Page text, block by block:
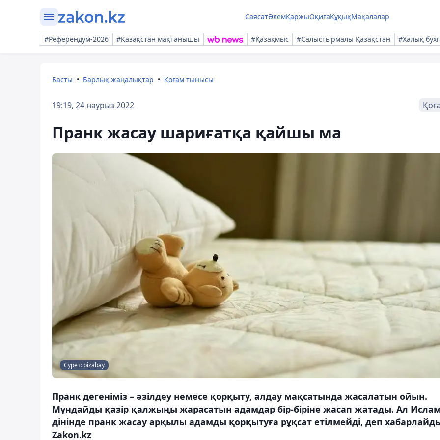
СаясатӘлемҚаржыОқиғаҚұқықМақалалар
#Референдум-2026 #Қазақстан мақтанышы #Қазақмыс #Салыстырмалы Қазақстан #Халық
Басты Барлық жаңалықтар Қоғам тынысы
19:19, 24 наурыз 2022
Пранк жасау шариғатқа қайшы ма
Сурет: pizabay
Пранк дегеніміз – әзілдеу немесе қорқыту, алдау мақсатында жасалатын ойын.
Мұндайды қазір қалжыңы жарасатын адамдар бір-біріне жасап жатады. Ал
дінінде пранк жасау арқылы адамды қорқытуға рұқсат етілмейді, деп
Zakon.kz